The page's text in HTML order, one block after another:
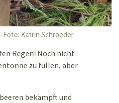
Foto: Katrin Schroeder
Regen! Noch nicht
zu füllen, aber
bekämpft und